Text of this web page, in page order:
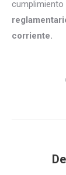
cumplimiento
corriente.